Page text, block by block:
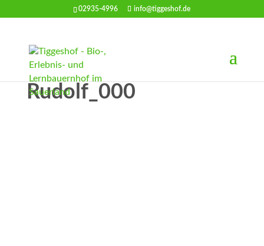
02935-4996 info@tiggeshof.de
Rudolf_000